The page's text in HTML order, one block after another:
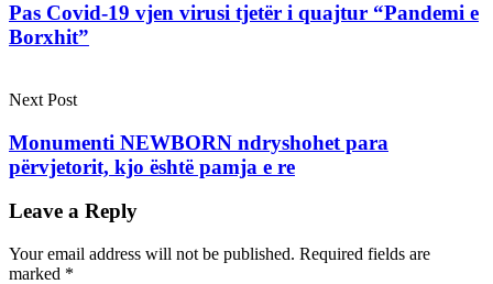
Pas Covid-19 vjen virusi tjetër i quajtur “Pandemi e
Borxhit”
Next Post
Monumenti NEWBORN ndryshohet para
përvjetorit, kjo është pamja e re
Leave a Reply
Your email address will not be published. Required fields are
marked *